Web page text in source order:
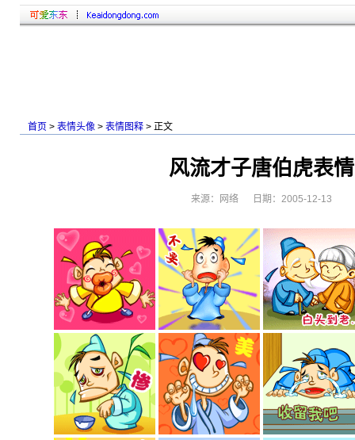
首页 > 表情头像 > 表情图释 > 正文
风流才子唐伯虎表情
来源：网络 日期：2005-12-13